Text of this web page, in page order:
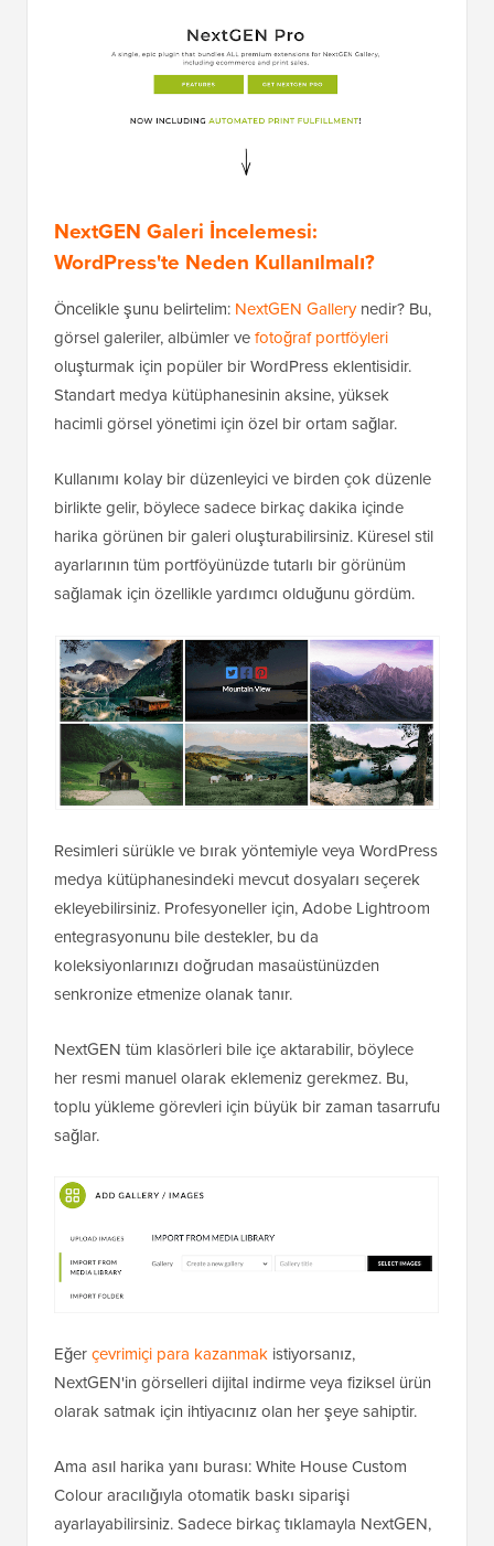
NextGEN Galeri İncelemesi:
WordPress'te Neden Kullanılmalı?
Öncelikle şunu belirtelim: NextGEN Gallerynedir? Bu,
görsel galeriler, albümler vefotoğraf portföyleri
oluşturmak için popüler bir WordPress eklentisidir.
Standart medya kütüphanesinin aksine, yüksek
hacimli görsel yönetimi için özel bir ortam sağlar.
Kullanımı kolay bir düzenleyici ve birden çok düzenle
birlikte gelir, böylece sadece birkaç dakika içinde
harika görünen bir galeri oluşturabilirsiniz. Küresel stil
ayarlarının tüm portföyünüzde tutarlı bir görünüm
sağlamak için özellikle yardımcı olduğunu gördüm.
Resimleri sürükle ve bırak yöntemiyle veya WordPress
medya kütüphanesindeki mevcut dosyaları seçerek
ekleyebilirsiniz. Profesyoneller için, Adobe Lightroom
entegrasyonunu bile destekler, bu da
koleksiyonlarınızı doğrudan masaüstünüzden
senkronize etmenize olanak tanır.
NextGEN tüm klasörleri bile içe aktarabilir, böylece
her resmi manuel olarak eklemeniz gerekmez. Bu,
toplu yükleme görevleri için büyük bir zaman tasarrufu
sağlar.
Eğerçevrimiçi para kazanmak istiyorsanız,
NextGEN'in görselleri dijital indirme veya fiziksel ürün
olarak satmak için ihtiyacınız olan her şeye sahiptir.
Ama asıl harika yanı burası: White House Custom
Colour aracılığıyla otomatik baskı siparişi
ayarlayabilirsiniz. Sadece birkaç tıklamayla NextGEN,